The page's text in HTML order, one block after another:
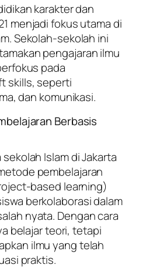
karakter dan
menjadi fokus utama di
Sekolah-sekolah ini
pengajaran ilmu
pada
skills, seperti
dan komunikasi.
Berbasis
Islam di Jakarta
pembelajaran
based learning)
berkolaborasi dalam
nyata. Dengan cara
belajar teori, tetapi
ilmu yang telah
praktis.